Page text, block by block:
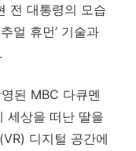
전 대통령의 모습
얼 휴먼’ 기술과
된 MBC 다큐멘
세상을 떠난 딸을
디지털 공간에